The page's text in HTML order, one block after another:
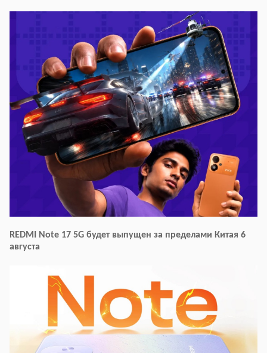
REDMI Note 17 5G будет выпущен за пределами Китая 6
августа